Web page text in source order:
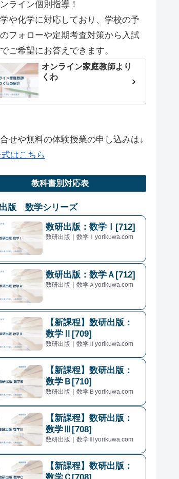
ライン個別指導！
や化学に対応しており、学校の予
フォローや定期考査対策から入試
ご希望にお答えできます。
オンライン家庭教師より
くわ
せや無料の体験授業の申し込みは↓
はこちら
教科書別対応表
版 数学シリーズ
数研出版：数学Ⅰ[712]
数研出版｜数学Ⅰyorikuwa.com
数研出版：数学Ａ[712]
数研出版｜数学Ａyorikuwa.com
【新課程】数研出版：
数学Ⅱ[709]
数研出版｜数学Ⅱyorikuwa.com
【新課程】数研出版：
数学Ｂ[710]
数研出版｜数学Ｂyorikuwa.com
【新課程】数研出版：
数学Ⅲ[708]
数研出版｜数学Ⅲyorikuwa.com
【新課程】数研出版：